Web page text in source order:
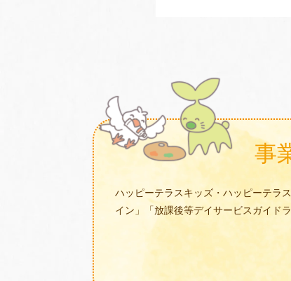
事
ハッピーテラスキッズ・ハッピーテラ
イン」「放課後等デイサービスガイド